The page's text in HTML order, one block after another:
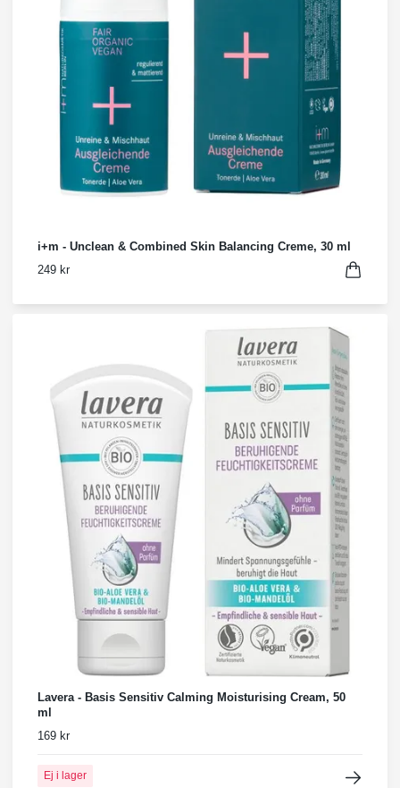
i+m - Unclean & Combined Skin Balancing Creme, 30 ml
249 kr
Lavera - Basis Sensitiv Calming Moisturising Cream, 50
ml
169 kr
Ej i lager